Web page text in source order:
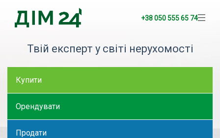
+38 050 555 65 74
Твій експерт у світі нерухомості
Купити
Орендувати
Продати